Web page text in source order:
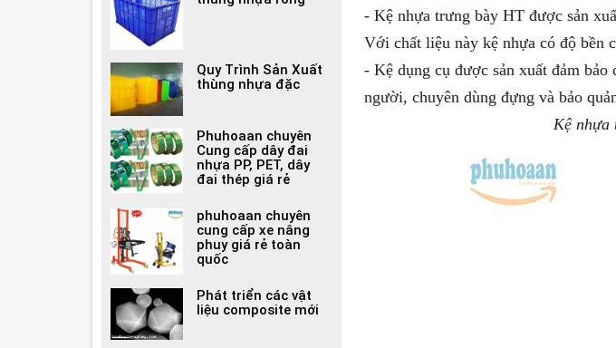
- Kệ nhựa trưng bày HT được sản
Với chất liệu này kệ nhựa có độ bền
- Kệ dụng cụ được sản xuất đảm
người, chuyên dùng đựng và bảo
Kệ nhựa
Quy Trình Sản Xuất
thùng nhựa đặc
Phuhoaan chuyên
Cung cấp dây đai
nhựa PP, PET, dây
đai thép giá rẻ
phuhoaan chuyên
cung cấp xe nâng
phuy giá rẻ toàn
quốc
Phát triển các vật
liệu composite mới